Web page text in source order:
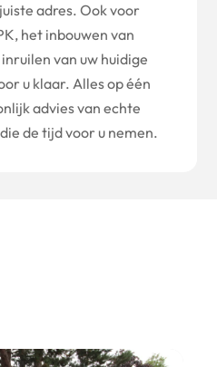
adres. Ook voor
het inbouwen van
van uw huidige
u klaar. Alles op één
advies van echte
de tijd voor u nemen.